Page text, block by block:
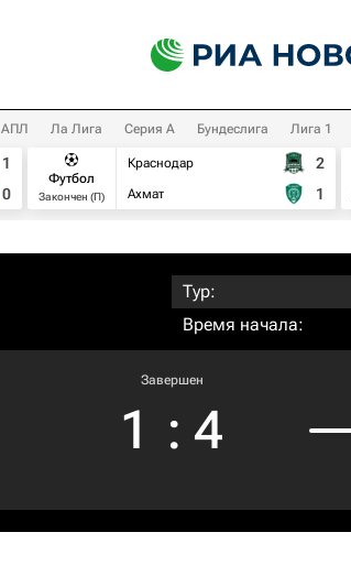
АПЛ Ла Лига Серия А Бундеслига Лига 1
1
0
Футбол
Закончен (П)
Краснодар
Ахмат
2
1
Тур:
Время начала:
Завершен
1 : 4